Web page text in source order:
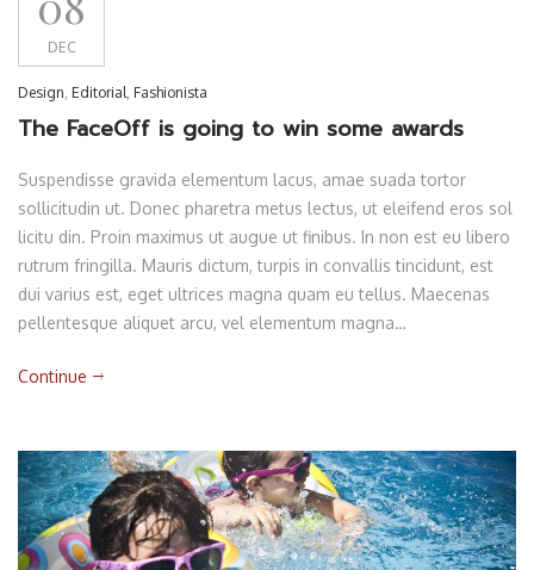
DEC
Design, Editorial, Fashionista
The FaceOff is going to win some awards
Suspendisse gravida elementum lacus, amae suada tortor
sollicitudin ut. Donec pharetra metus lectus, ut eleifend eros sol
licitu din. Proin maximus ut augue ut finibus. In non est eu libero
rutrum fringilla. Mauris dictum, turpis in convallis tincidunt, est
dui varius est, eget ultrices magna quam eu tellus. Maecenas
pellentesque aliquet arcu, vel elementum magna…
Continue